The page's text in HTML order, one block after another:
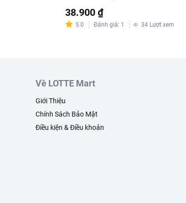
38.900 ₫
5.0 Đánh giá: 1 34 Lượt xem
Về LOTTE Mart
Giới Thiệu
Chính Sách Bảo Mật
Điều kiện & Điều khoản